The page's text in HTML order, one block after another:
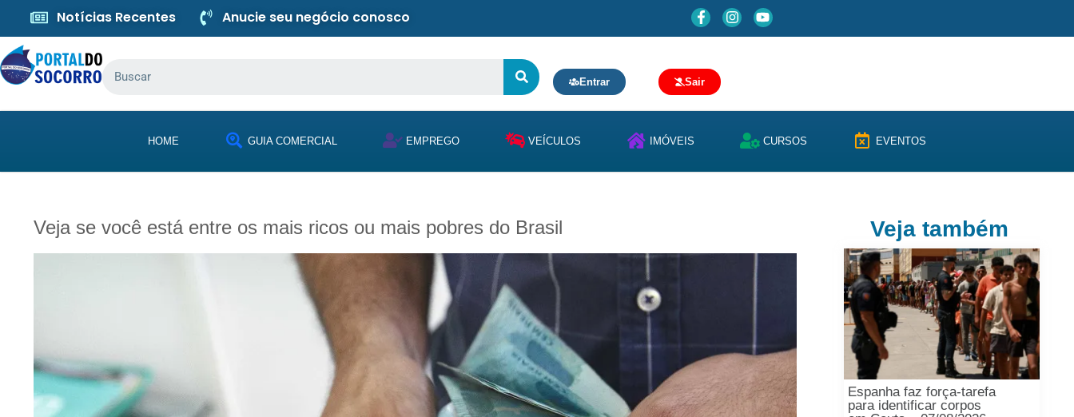
Notícias Recentes Anucie seu negócio conosco
Entrar Sair
HOME GUIA COMERCIAL EMPREGO VEÍCULOS IMÓVEIS CURSOS EVENTOS
Veja se você está entre os mais ricos ou mais pobres do Brasil Veja também
Espanha faz força-tarefa
para identificar corpos